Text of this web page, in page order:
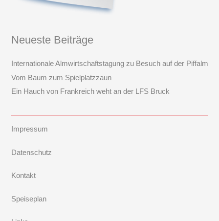
Neueste Beiträge
Internationale Almwirtschaftstagung zu Besuch auf der Piffalm
Vom Baum zum Spielplatzzaun
Ein Hauch von Frankreich weht an der LFS Bruck
Impressum
Datenschutz
Kontakt
Speiseplan